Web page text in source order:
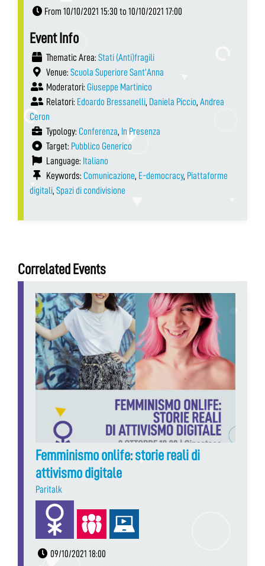
From 10/10/2021 15:30 to 10/10/2021 17:00
Event Info
Thematic Area: Stati (Anti)fragili
Venue: Scuola Superiore Sant’Anna
Moderatori: Giuseppe Martinico
Relatori: Edoardo Bressanelli, Daniela Piccio, Andrea
Ceron
Typology: Conferenza, In Presenza
Target: Pubblico Generico
Language: Italiano
Keywords: Comunicazione, E-democracy, Piattaforme
digitali, Spazi di condivisione
Correlated Events
Femminismo onlife: storie reali di
attivismo digitale
Paritalk
09/10/2021 18:00